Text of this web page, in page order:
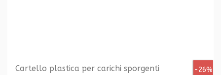
-26%
Cartello plastica per carichi sporgenti